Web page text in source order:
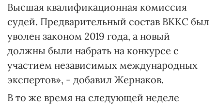
Высшая квалификационная комиссия
судей. Предварительный состав ВККС был
уволен законом 2019 года, а новый
должны были набрать на конкурсе с
участием независимых международных
экспертов», - добавил Жернаков.
В то же время на следующей неделе